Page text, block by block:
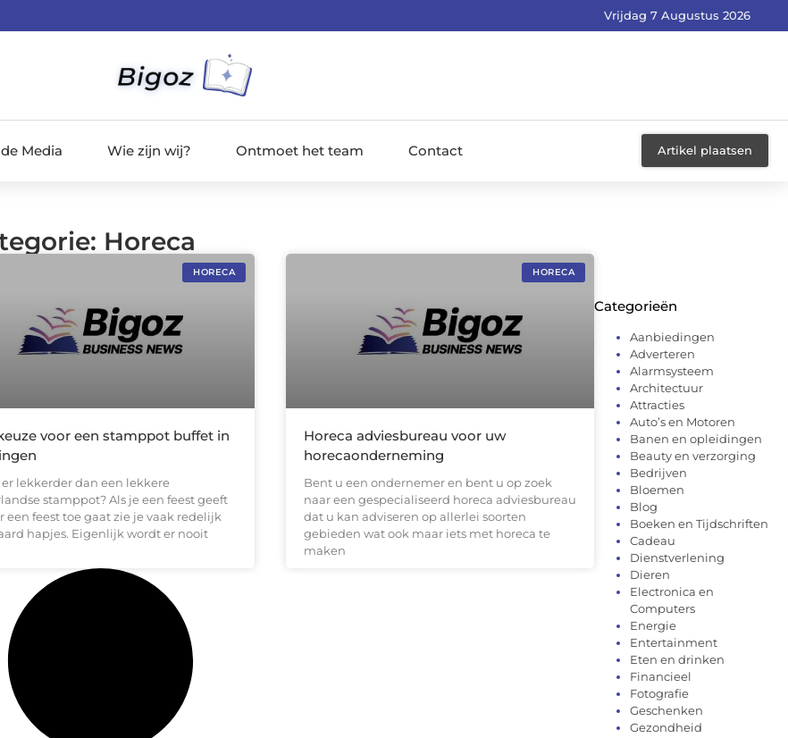
Vrijdag 7 Augustus 2026
Media Wie zijn wij? Ontmoet het team Contact Artikel plaatsen
Horeca
HORECA
voor een stamppot buffet in
er lekkerder dan een lekkere
stamppot? Als je een feest geeft
een feest toe gaat zie je vaak redelijk
hapjes. Eigenlijk wordt er nooit
HORECA
Horeca adviesbureau voor uw
horecaonderneming
Bent u een ondernemer en bent u op zoek
naar een gespecialiseerd horeca adviesbureau
dat u kan adviseren op allerlei soorten
gebieden wat ook maar iets met horeca te
maken
Categorieën
Aanbiedingen
Adverteren
Alarmsysteem
Architectuur
Attracties
Auto’s en Motoren
Banen en opleidingen
Beauty en verzorging
Bedrijven
Bloemen
Blog
Boeken en Tijdschriften
Cadeau
Dienstverlening
Dieren
Electronica en
Computers
Energie
Entertainment
Eten en drinken
Financieel
Fotografie
Geschenken
Gezondheid